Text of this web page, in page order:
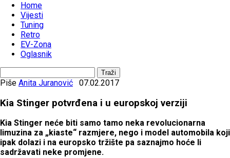
Home
Vijesti
Tuning
Retro
EV-Zona
Oglasnik
Piše Anita Juranović 07.02.2017
Kia Stinger potvrđena i u europskoj verziji
Kia Stinger neće biti samo tamo neka revolucionarna
limuzina za „kiaste“ razmjere, nego i model automobila koji
ipak dolazi i na europsko tržište pa saznajmo hoće li
sadržavati neke promjene.